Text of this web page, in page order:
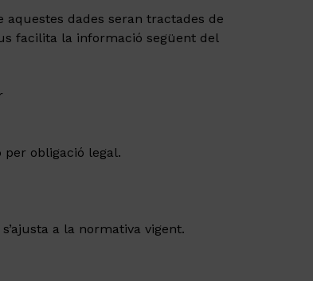
aquestes dades seran tractades de
facilita la informació següent del
obligació legal.
a la normativa vigent.